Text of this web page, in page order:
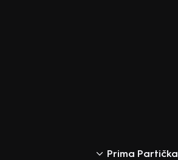
Prima Partička